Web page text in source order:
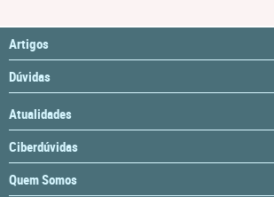
Artigos
Dúvidas
Atualidades
Ciberdúvidas
Quem Somos